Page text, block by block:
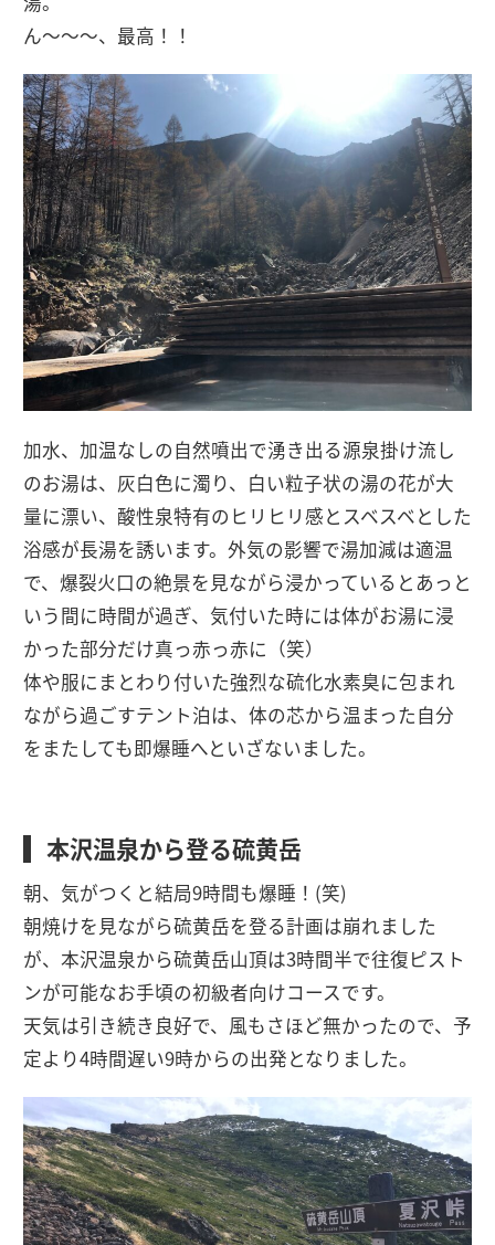
ん～～～、最高！！
加水、加温なしの自然噴出で湧き出る源泉掛け流し
のお湯は、灰白色に濁り、白い粒子状の湯の花が大
量に漂い、酸性泉特有のヒリヒリ感とスベスベとした
浴感が長湯を誘います。外気の影響で湯加減は適温
で、爆裂火口の絶景を見ながら浸かっているとあっと
いう間に時間が過ぎ、気付いた時には体がお湯に浸
かった部分だけ真っ赤っ赤に（笑）
体や服にまとわり付いた強烈な硫化水素臭に包まれ
ながら過ごすテント泊は、体の芯から温まった自分
をまたしても即爆睡へといざないました。
本沢温泉から登る硫黄岳
朝、気がつくと結局9時間も爆睡！(笑)
朝焼けを見ながら硫黄岳を登る計画は崩れました
が、本沢温泉から硫黄岳山頂は3時間半で往復ピスト
ンが可能なお手頃の初級者向けコースです。
天気は引き続き良好で、風もさほど無かったので、予
定より4時間遅い9時からの出発となりました。